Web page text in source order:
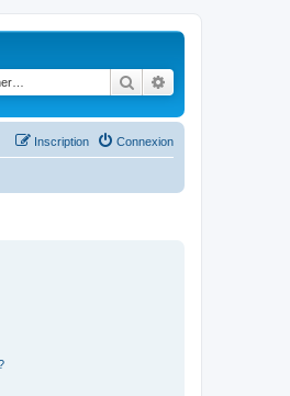
Rechercher
Connexion
Inscription